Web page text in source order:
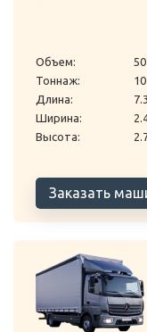
Объем:
Тоннаж:
Длина:
Ширина:
Высота:
Заказать